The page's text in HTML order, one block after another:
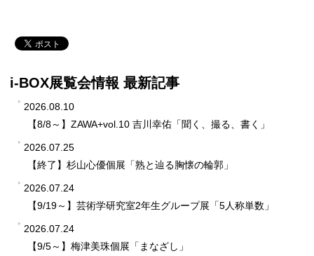
i-BOX展覧会情報 最新記事
2026.08.10
【8/8～】ZAWA+vol.10 吉川幸佑「聞く、撮る、書く」
2026.07.25
【終了】杉山心優個展「熟と辿る胸懐の輪郭」
2026.07.24
【9/19～】芸術学研究室2年生グループ展「5人称単数」
2026.07.24
【9/5～】梅津美珠個展「まなざし」